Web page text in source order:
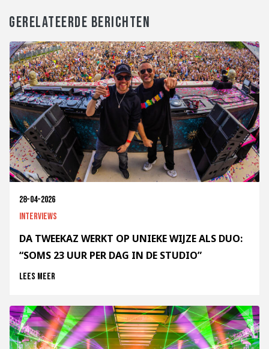
GERELATEERDE BERICHTEN
28-04-2026
Interviews
DA TWEEKAZ WERKT OP UNIEKE WIJZE ALS DUO:
“SOMS 23 UUR PER DAG IN DE STUDIO”
Lees meer